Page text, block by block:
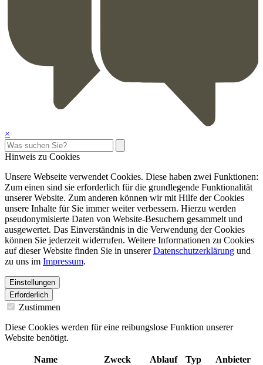
×
Hinweis zu Cookies
Unsere Webseite verwendet Cookies. Diese haben zwei Funktionen:
Zum einen sind sie erforderlich für die grundlegende Funktionalität
unserer Website. Zum anderen können wir mit Hilfe der Cookies
unsere Inhalte für Sie immer weiter verbessern. Hierzu werden
pseudonymisierte Daten von Website-Besuchern gesammelt und
ausgewertet. Das Einverständnis in die Verwendung der Cookies
können Sie jederzeit widerrufen. Weitere Informationen zu Cookies
auf dieser Website finden Sie in unsererDatenschutzerklärung und
zu uns im Impressum.
Einstellungen
Erforderlich
Zustimmen
Diese Cookies werden für eine reibungslose Funktion unserer
Website benötigt.
Name Zweck Ablauf Typ Anbieter